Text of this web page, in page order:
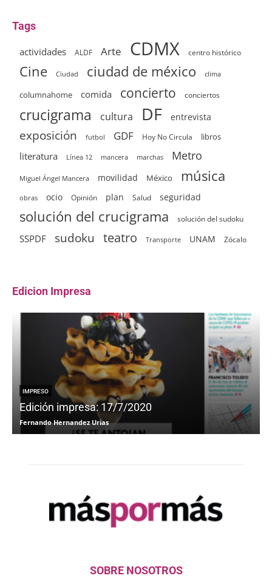
Tags
actividades ALDF Arte CDMX centro histórico
Cine Ciudad ciudad de méxico clima
columnahome comida concierto conciertos
crucigrama cultura DF entrevista
exposición futbol GDF Hoy No Circula libros
literatura Línea 12 mancera marchas Metro
Miguel Ángel Mancera movilidad México música
obras ocio Opinión plan Salud seguridad
solución del crucigrama solución del sudoku
SSPDF sudoku teatro Transporte UNAM Zócalo
Edicion Impresa
IMPRESO
Edición impresa: 17/7/2020
Fernando Hernandez Urias
SOBRE NOSOTROS